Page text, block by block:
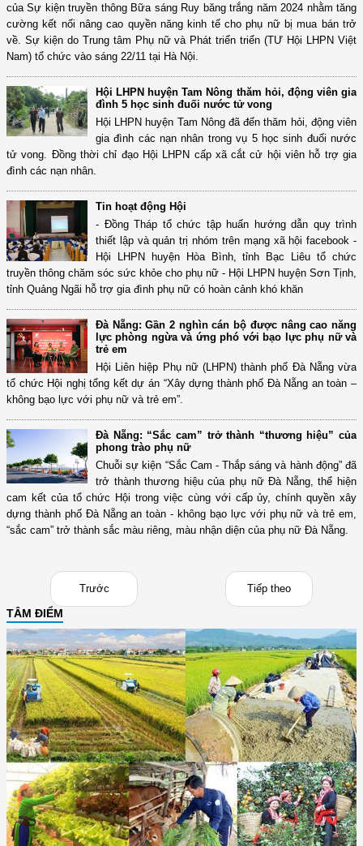
của Sự kiện truyền thông Bữa sáng Ruy băng trắng năm 2024 nhằm tăng
cường kết nối nâng cao quyền năng kinh tế cho phụ nữ bị mua bán trở
về. Sự kiện do Trung tâm Phụ nữ và Phát triển triển (TƯ Hội LHPN Việt
Nam) tổ chức vào sáng 22/11 tại Hà Nội.
Hội LHPN huyện Tam Nông thăm hỏi, động viên gia
đình 5 học sinh đuối nước tử vong
Hội LHPN huyện Tam Nông đã đến thăm hỏi, động viên
gia đình các nạn nhân trong vụ 5 học sinh đuối nước
tử vong. Đồng thời chỉ đạo Hội LHPN cấp xã cắt cử hội viên hỗ trợ gia
đình các nạn nhân.
Tin hoạt động Hội
- Đồng Tháp tổ chức tập huấn hướng dẫn quy trình
thiết lập và quản trị nhóm trên mạng xã hội facebook -
Hội LHPN huyện Hòa Bình, tỉnh Bạc Liêu tổ chức
truyền thông chăm sóc sức khỏe cho phụ nữ - Hội LHPN huyện Sơn Tịnh,
tỉnh Quảng Ngãi hỗ trợ gia đình phụ nữ có hoàn cảnh khó khăn
Đà Nẵng: Gần 2 nghìn cán bộ được nâng cao năng
lực phòng ngừa và ứng phó với bạo lực phụ nữ và
trẻ em
Hội Liên hiệp Phụ nữ (LHPN) thành phố Đà Nẵng vừa
tổ chức Hội nghị tổng kết dự án “Xây dựng thành phố Đà Nẵng an toàn –
không bạo lực với phụ nữ và trẻ em”.
Đà Nẵng: “Sắc cam” trở thành “thương hiệu” của
phong trào phụ nữ
Chuỗi sự kiện “Sắc Cam - Thắp sáng và hành động” đã
trở thành thương hiệu của phụ nữ Đà Nẵng, thể hiện
cam kết của tổ chức Hội trong việc cùng với cấp ủy, chính quyền xây
dựng thành phố Đà Nẵng an toàn - không bạo lực với phụ nữ và trẻ em,
“sắc cam” trở thành sắc màu riêng, màu nhận diện của phụ nữ Đà Nẵng.
Trước Tiếp theo
TÂM ĐIỂM